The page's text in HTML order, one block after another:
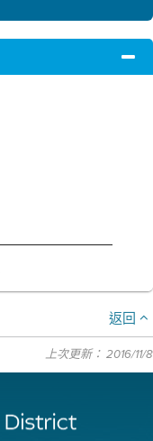
返回
上次更新： 2016/11/8